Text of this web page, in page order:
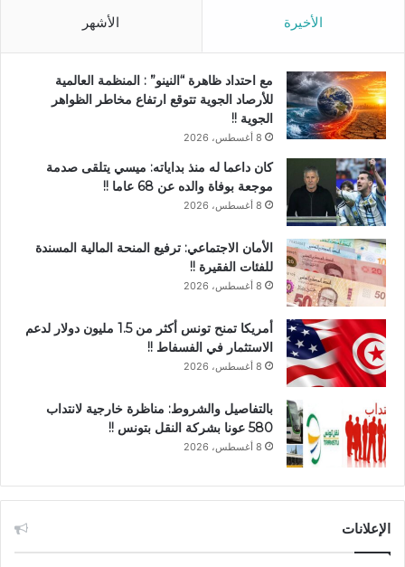
الأخيرة الأشهر
مع احتداد ظاهرة “النينو” : المنظمة العالمية
للأرصاد الجوية تتوقع ارتفاع مخاطر الظواهر
الجوية !!
8 أغسطس، 2026
كان داعما له منذ بداياته: ميسي يتلقى صدمة
موجعة بوفاة والده عن 68 عاما !!
8 أغسطس، 2026
الأمان الاجتماعي: ترفيع المنحة المالية المسندة
للفئات الفقيرة !!
8 أغسطس، 2026
أمريكا تمنح تونس أكثر من 1.5 مليون دولار لدعم
الاستثمار في الفسفاط !!
8 أغسطس، 2026
بالتفاصيل والشروط: مناظرة خارجية لانتداب
580 عونا بشركة النقل بتونس !!
8 أغسطس، 2026
الإعلانات